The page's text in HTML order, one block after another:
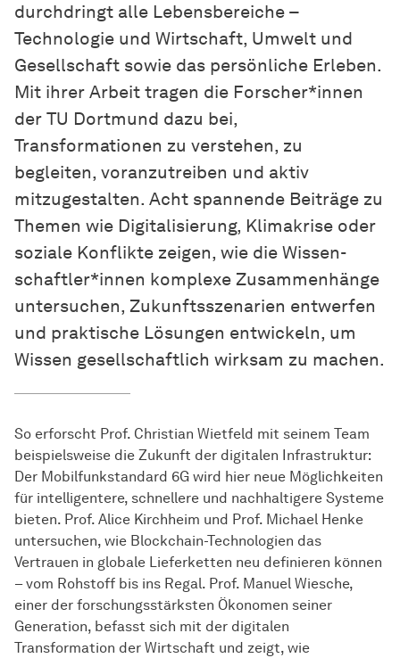
durchdringt alle Lebensbereiche –
Technologie und Wirtschaft, Umwelt und
Gesellschaft sowie das persönliche Erleben.
Mit ihrer Arbeit tragen die Forscher*innen
der TU Dortmund dazu bei,
Transformationen zu verstehen, zu
begleiten, voranzutreiben und aktiv
mitzugestalten. Acht spannende Beiträge zu
Themen wie Digitalisierung, Klimakrise oder
soziale Konflikte zeigen, wie die Wissen­
schaft­ler*innen komplexe Zusammenhänge
untersuchen, Zukunftsszenarien entwerfen
und praktische Lösungen entwickeln, um
Wissen gesellschaftlich wirksam zu machen.
So erforscht Prof. Christian Wietfeld mit seinem Team
beispielsweise die Zukunft der digitalen Infrastruktur:
Der Mobilfunkstandard 6G wird hier neue Möglichkeiten
für intelligentere, schnellere und nachhaltigere Systeme
bieten. Prof. Alice Kirchheim und Prof. Michael Henke
untersuchen, wie Blockchain-Technologien das
Vertrauen in globale Lieferketten neu definieren können
– vom Rohstoff bis ins Regal. Prof. Manuel Wiesche,
einer der forschungsstärksten Ökonomen seiner
Generation, befasst sich mit der digitalen
Transformation der Wirtschaft und zeigt, wie